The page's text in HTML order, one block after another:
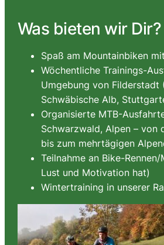
Was bieten wir Dir?
Spaß am Mountainbiken
Wöchentliche Trainings-
Umgebung von Filderstadt
Schwäbische Alb,
Organisierte MTB-
Schwarzwald, Alpen – von
bis zum mehrtägigen
Teilnahme an Bike-
Lust und Motivation hat)
Wintertraining in unserer